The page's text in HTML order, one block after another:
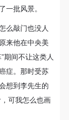
中多从照片
得还是粗略
情创作领袖
了“江丰反党
一批风景。
么敲门也没人
来他在中央美
期间不让这类人
症。那时受苏
想到李先生的
可我怎么也画
人民共和国
行 《中华
试行）>的
使用方（乙
甲乙双方就
协议：
人民共和国
行 《中华
试行）>的
使用方（乙
甲乙双方就
协议：
人民共和国
行 《中华
试行）>的
使用方（乙
甲乙双方就
协议：